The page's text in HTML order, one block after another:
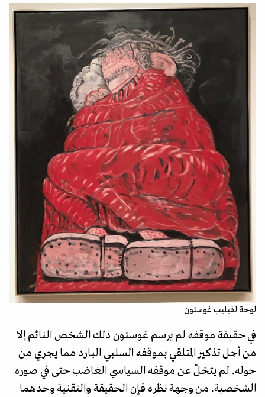
لوحة لفيليب غوستون
في حقيقة موقفه لم يرسم غوستون ذلك الشخص النائم إلا
من أجل تذكير المتلقي بموقفه السلبي البارد مما يجري من
حوله. لم يتخلّ عن موقفه السياسي الغاضب حتى في صوره
الشخصية. من وجهة نظره فإن الحقيقة والتقنية وحدهما